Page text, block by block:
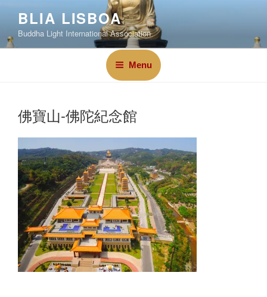
BLIA LISBOA
Buddha Light International Association
Menu
佛寶山-佛陀紀念館